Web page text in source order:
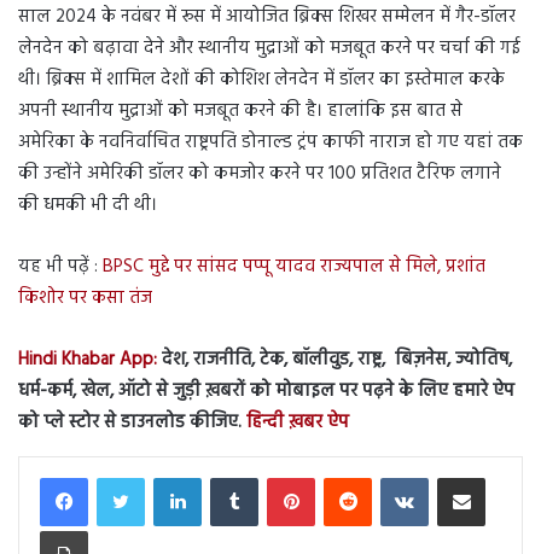
साल 2024 के नवंबर में रूस में आयोजित ब्रिक्स शिखर सम्मेलन में गैर-डॉलर
लेनदेन को बढ़ावा देने और स्थानीय मुद्राओं को मजबूत करने पर चर्चा की गई
थी। ब्रिक्स में शामिल देशों की कोशिश लेनदेन में डॉलर का इस्तेमाल करके
अपनी स्थानीय मुद्राओं को मजबूत करने की है। हालांकि इस बात से
अमेरिका के नवनिर्वाचित राष्ट्रपति डोनाल्ड ट्रंप काफी नाराज हो गए यहां तक
की उन्होंने अमेरिकी डॉलर को कमजोर करने पर 100 प्रतिशत टैरिफ लगाने
की धमकी भी दी थी।
यह भी पढ़ें : BPSC मुद्दे पर सांसद पप्पू यादव राज्यपाल से मिले, प्रशांत
किशोर पर कसा तंज
Hindi Khabar App:देश, राजनीति, टेक, बॉलीवुड, राष्ट्र, बिज़नेस, ज्योतिष,
धर्म-कर्म, खेल, ऑटो से जुड़ी ख़बरों को मोबाइल पर पढ़ने के लिए हमारे ऐप
को प्ले स्टोर से डाउनलोड कीजिए.हिन्दी ख़बर ऐप
LinkedInTumblr PinterestReddit VKontakteShare via Email
Print